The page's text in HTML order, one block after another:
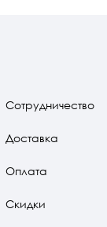
Сотрудничество
Доставка
Оплата
Скидки